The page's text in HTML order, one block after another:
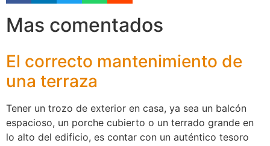
Mas comentados
El correcto mantenimiento de
una terraza
Tener un trozo de exterior en casa, ya sea un balcón
espacioso, un porche cubierto o un terrado grande en
lo alto del edificio, es contar con un auténtico tesoro